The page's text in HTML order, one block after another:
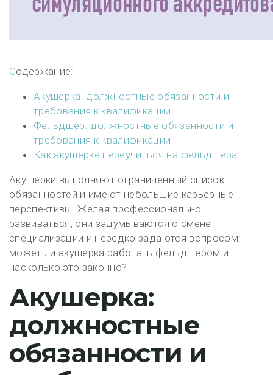
Содержание:
Акушерка: должностные обязанности и
требования к квалификации
Фельдшер: должностные обязанности и
требования к квалификации
Как акушерке переучиться на фельдшера
Акушерки выполняют ограниченный список
обязанностей и имеют небольшие карьерные
перспективы. Желая профессионально
развиваться, они задумываются о смене
специализации и нередко задаются вопросом:
может ли акушерка работать фельдшером и
насколько это законно?
Акушерка:
должностные
обязанности и